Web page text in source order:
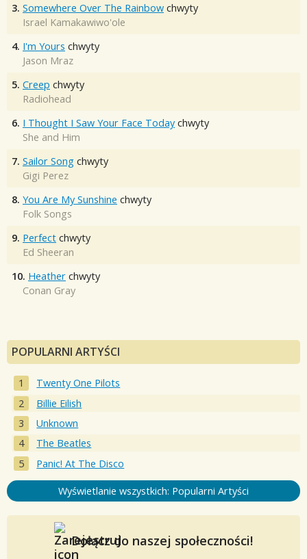
3. Somewhere Over The Rainbow chwyty
Israel Kamakawiwo'ole
4. I'm Yours chwyty
Jason Mraz
5. Creep chwyty
Radiohead
6. I Thought I Saw Your Face Today chwyty
She and Him
7. Sailor Song chwyty
Gigi Perez
8. You Are My Sunshine chwyty
Folk Songs
9. Perfect chwyty
Ed Sheeran
10. Heather chwyty
Conan Gray
POPULARNI ARTYŚCI
Twenty One Pilots
Billie Eilish
Unknown
The Beatles
Panic! At The Disco
Wyświetlanie wszystkich: Popularni Artyści
Dołącz do naszej społeczności!